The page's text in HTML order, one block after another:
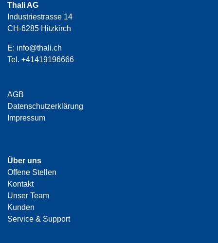
Thali AG
Industriestrasse 14
CH-6285 Hitzkirch
E: info@thali.ch
Tel. +41419196666
AGB
Datenschutzerklärung
Impressum
Über uns
Offene Stellen
Kontakt
Unser Team
Kunden
Service & Support